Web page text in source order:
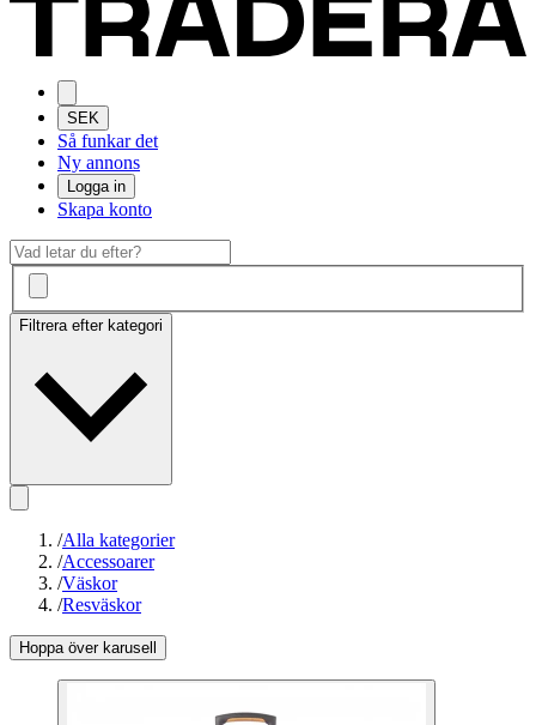
SEK
Så funkar det
Ny annons
Logga in
Skapa konto
Filtrera efter kategori
/Alla kategorier
/Accessoarer
/Väskor
/Resväskor
Hoppa över karusell